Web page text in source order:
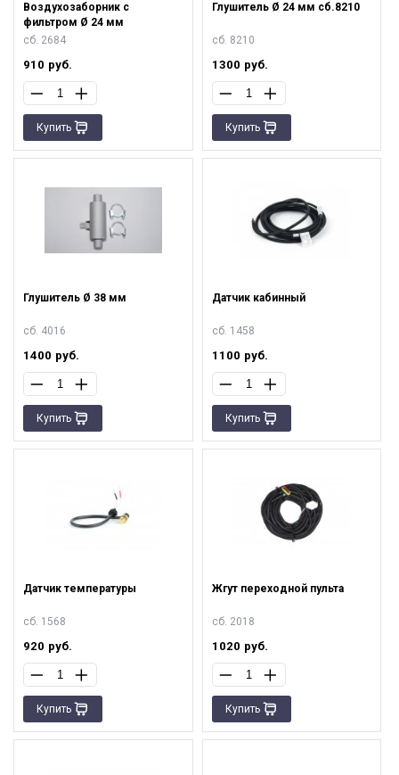
Воздухозаборник с
фильтром Ø 24 мм
сб. 2684
910 руб.
Купить
Глушитель Ø 24 мм сб.8210
сб. 8210
1300 руб.
Купить
Глушитель Ø 38 мм
сб. 4016
1400 руб.
Купить
Датчик кабинный
сб. 1458
1100 руб.
Купить
Датчик температуры
сб. 1568
920 руб.
Купить
Жгут переходной пульта
сб. 2018
1020 руб.
Купить